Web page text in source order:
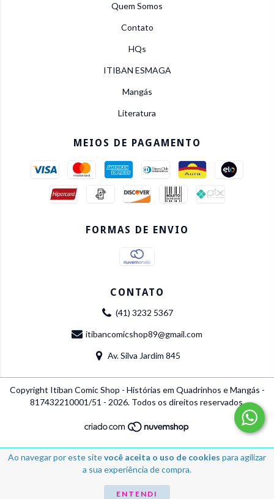
Ao navegar por este sitevocê aceita o uso de cookies para agilizar
a sua experiência de compra.
ENTENDI
Quem Somos
Contato
HQs
ITIBAN ESMAGA
Mangás
Literatura
MEIOS DE PAGAMENTO
FORMAS DE ENVIO
CONTATO
(41) 3232 5367
itibancomicshop89@gmail.com
Av. Silva Jardim 845
Copyright Itiban Comic Shop - Histórias em Quadrinhos e Mangás -
817432210001/51 - 2026. Todos os direitos reservados.